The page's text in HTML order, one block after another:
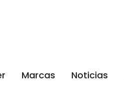
Marcas Noticias